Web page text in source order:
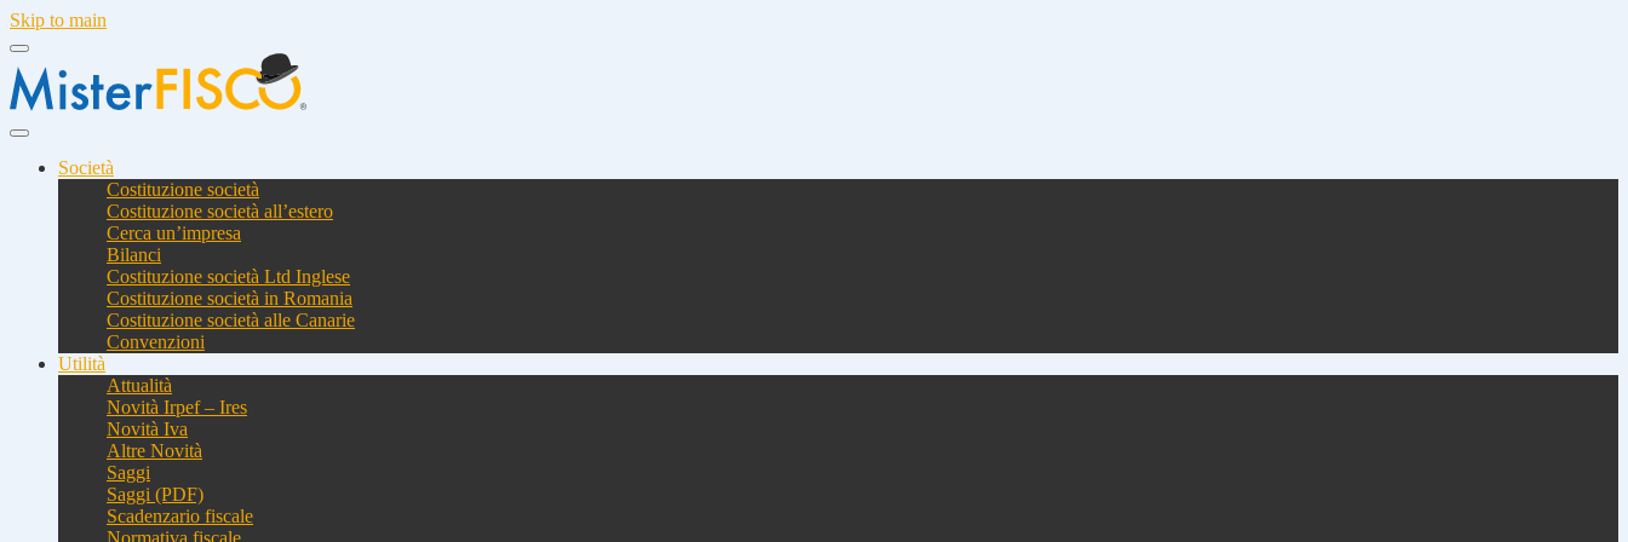
Skip to main
Società
Costituzione società
Costituzione società all’estero
Cerca un’impresa
Bilanci
Costituzione società Ltd Inglese
Costituzione società in Romania
Costituzione società alle Canarie
Convenzioni
Utilità
Attualità
Novità Irpef – Ires
Novità Iva
Altre Novità
Saggi
Saggi (PDF)
Scadenzario fiscale
Normativa fiscale